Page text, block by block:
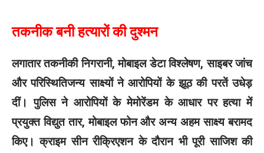
तकनीक बनी हत्यारों की दुश्मन
लगातार तकनीकी निगरानी, मोबाइल डेटा विश्लेषण, साइबर जांच
और परिस्थितिजन्य साक्ष्यों ने आरोपियों के झूठ की परतें उधेड़
दीं। पुलिस ने आरोपियों के मेमोरेंडम के आधार पर हत्या में
प्रयुक्त विद्युत तार, मोबाइल फोन और अन्य अहम साक्ष्य बरामद
किए। क्राइम सीन रीक्रिएशन के दौरान भी पूरी साजिश की